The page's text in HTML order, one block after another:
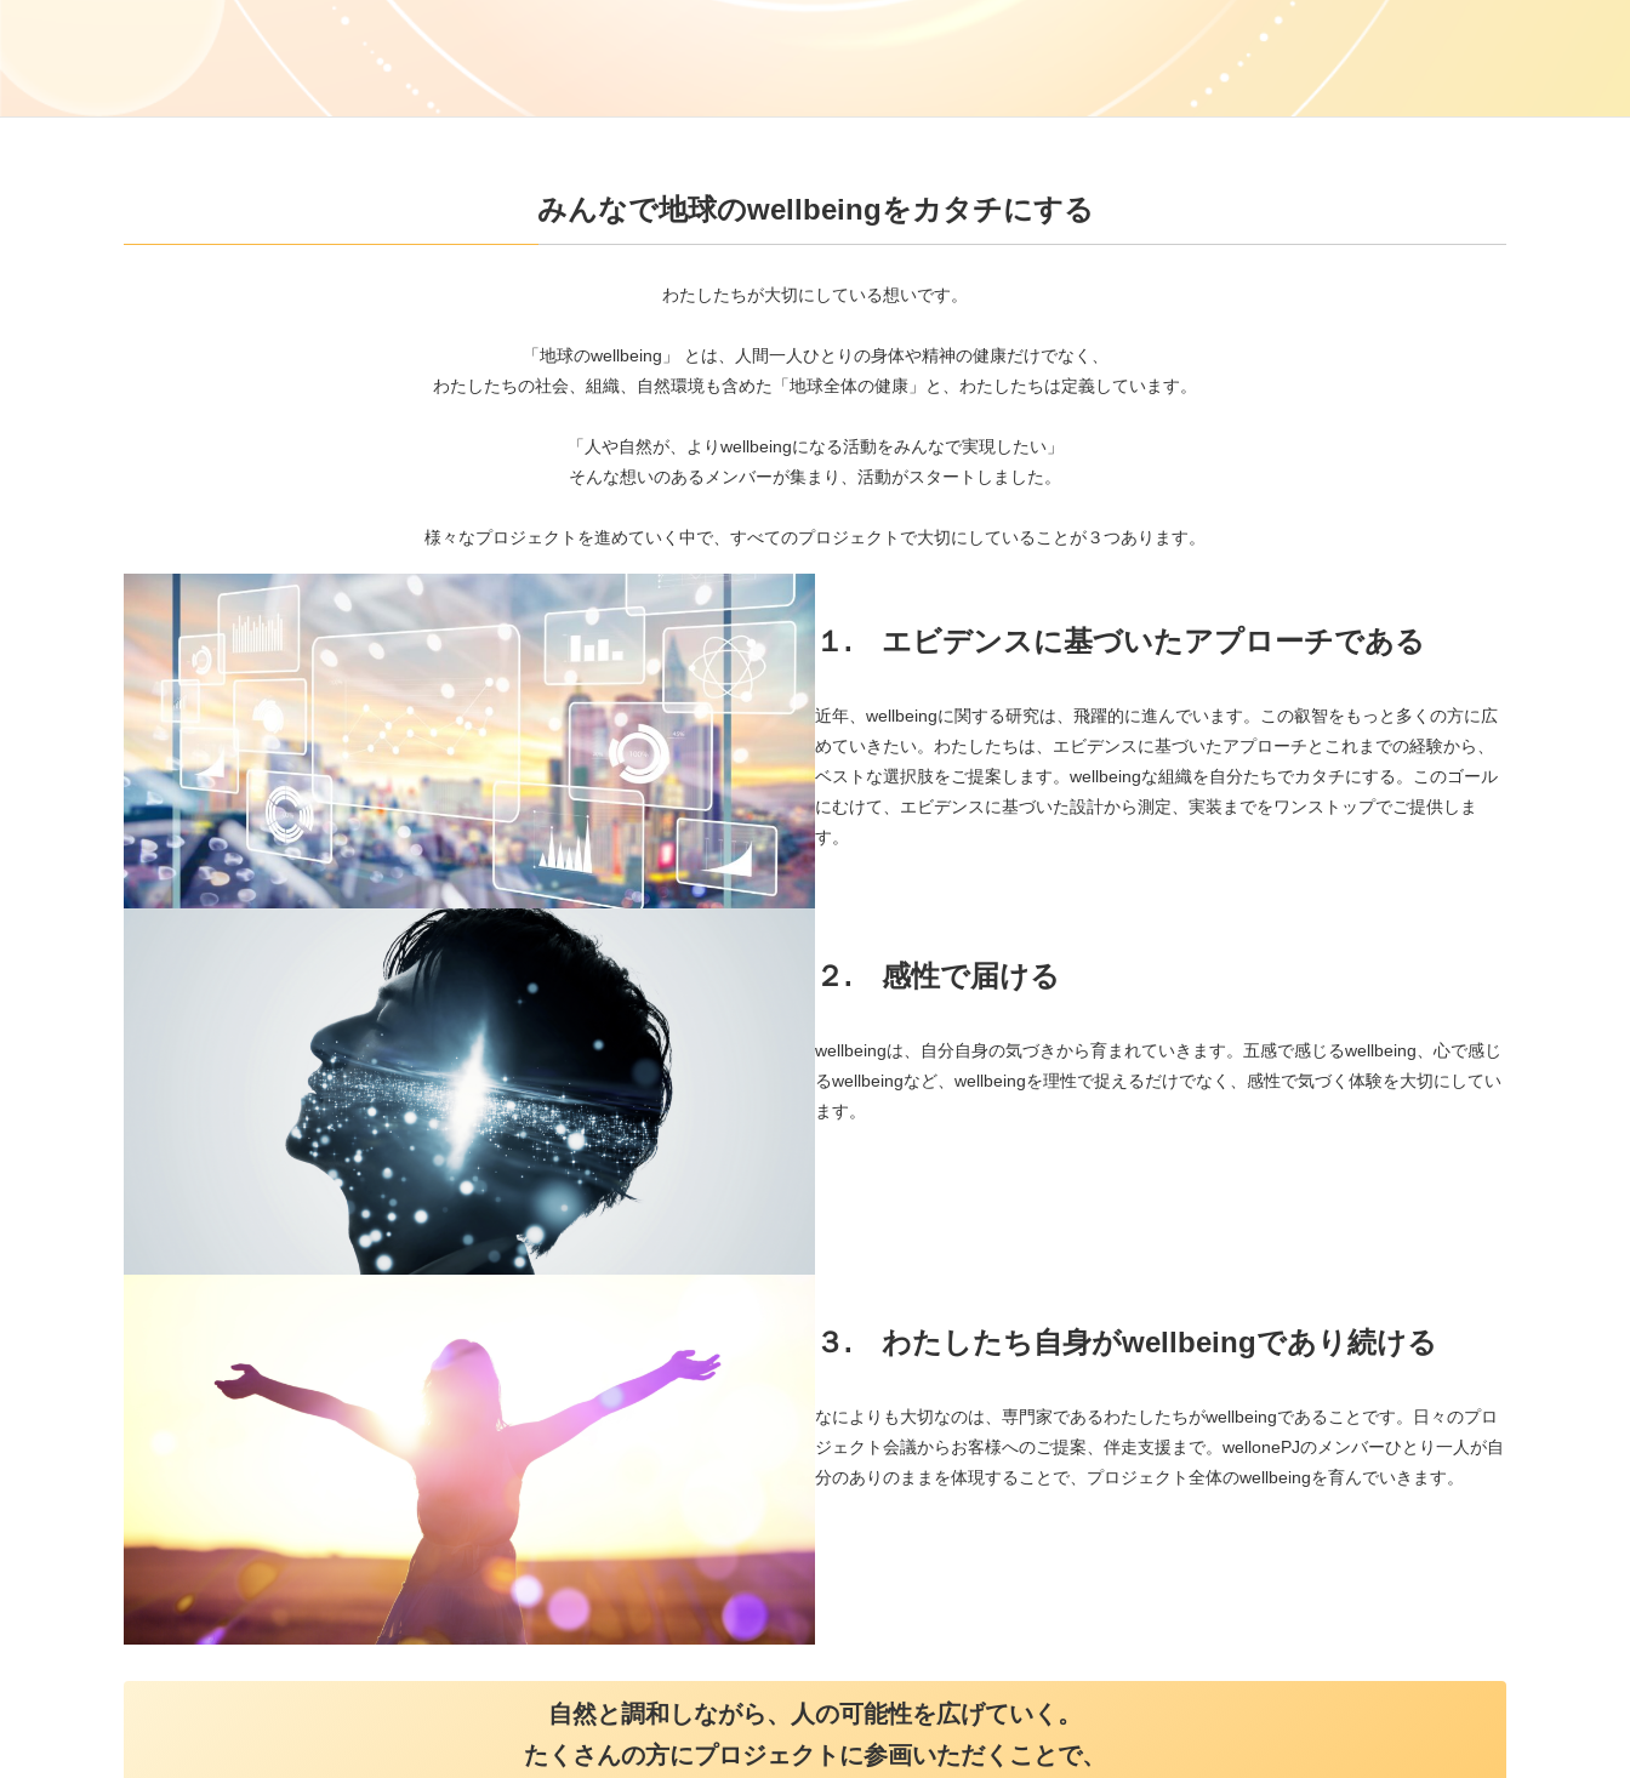
みんなで地球のwellbeingをカタチにする
わたしたちが大切にしている想いです。
「地球のwellbeing」 とは、人間一人ひとりの身体や精神の健康だけでなく、
わたしたちの社会、組織、自然環境も含めた「地球全体の健康」と、わたしたちは定義しています。
「人や自然が、よりwellbeingになる活動をみんなで実現したい」
そんな想いのあるメンバーが集まり、活動がスタートしました。
様々なプロジェクトを進めていく中で、すべてのプロジェクトで大切にしていることが３つあります。
１. エビデンスに基づいたアプローチである
近年、wellbeingに関する研究は、飛躍的に進んでいます。この叡智をもっと多くの方に広
めていきたい。わたしたちは、エビデンスに基づいたアプローチとこれまでの経験から、
ベストな選択肢をご提案します。wellbeingな組織を自分たちでカタチにする。このゴール
にむけて、エビデンスに基づいた設計から測定、実装までをワンストップでご提供しま
す。
２. 感性で届ける
wellbeingは、自分自身の気づきから育まれていきます。五感で感じるwellbeing、心で感じ
るwellbeingなど、wellbeingを理性で捉えるだけでなく、感性で気づく体験を大切にしてい
ます。
３. わたしたち自身がwellbeingであり続ける
なによりも大切なのは、専門家であるわたしたちがwellbeingであることです。日々のプロ
ジェクト会議からお客様へのご提案、伴走支援まで。wellonePJのメンバーひとり一人が自
分のありのままを体現することで、プロジェクト全体のwellbeingを育んでいきます。
自然と調和しながら、人の可能性を広げていく。
たくさんの方にプロジェクトに参画いただくことで、